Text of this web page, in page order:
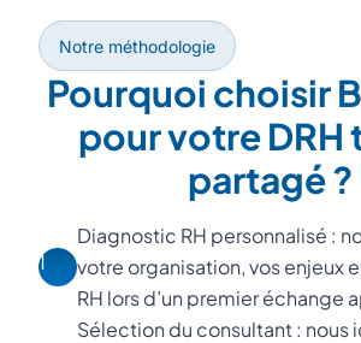
Notre méthodologie
Pourquoi choisir
pour votre DRH
partagé ?
1
Diagnostic RH personnalisé :
votre organisation, vos enjeux
RH lors d’un premier échange
Sélection du consultant : nous